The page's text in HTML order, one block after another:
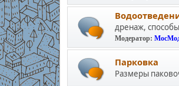
дренаж,
Модератор:
Парковка
Размеры